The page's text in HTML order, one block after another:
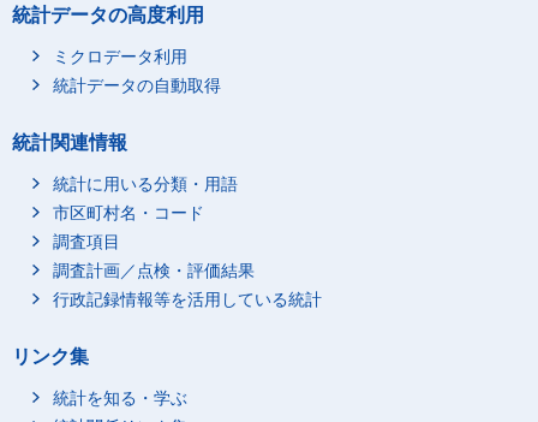
統計データの高度利用
ミクロデータ利用
統計データの自動取得
統計関連情報
統計に用いる分類・用語
市区町村名・コード
調査項目
調査計画／点検・評価結果
行政記録情報等を活用している統計
リンク集
統計を知る・学ぶ